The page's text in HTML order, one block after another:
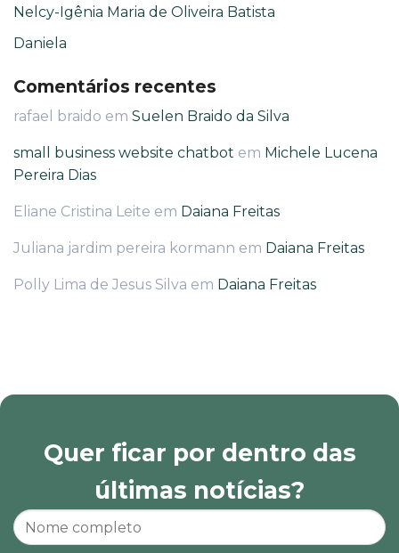
Nelcy-Igênia Maria de Oliveira Batista
Daniela
Comentários recentes
rafael braido em Suelen Braido da Silva
small business website chatbot em Michele Lucena
Pereira Dias
Eliane Cristina Leite em Daiana Freitas
Juliana jardim pereira kormann em Daiana Freitas
Polly Lima de Jesus Silva em Daiana Freitas
Quer ficar por dentro das
últimas notícias?